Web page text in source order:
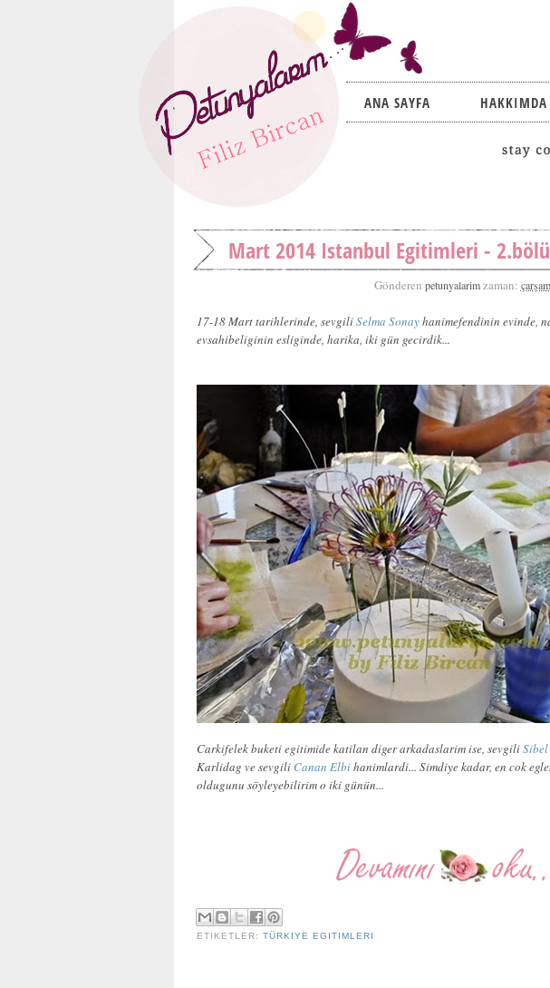
ANA SAYFA HAKKIMDA
Mart 2014 Istanbul Egitimleri -
Gönderen petunyalarimzaman:
17-18 Mart tarihlerinde, sevgiliSelma Sonayhanimefendinin evinde,
evsahibeliginin esliginde, harika, iki gün gecirdik...
Carkifelek buketi egitimide katilan diger arkadaslarim ise, sevgiliSibel
Karlidag ve sevgili Canan Elbihanimlardi... Simdiye kadar, en cok
oldugunu söyleyebilirim o iki günün...
ETIKETLER:TÜRKIYE EGITIMLERI